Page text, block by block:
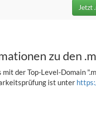
Jetzt
zu den
mit der Top-Level-Domain
ist unter